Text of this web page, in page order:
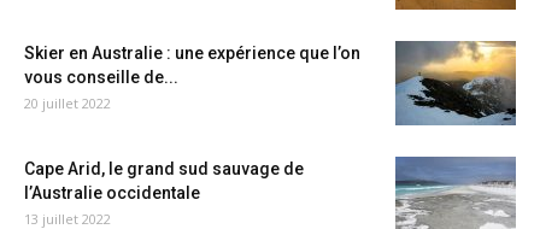
Skier en Australie : une expérience que l’on
vous conseille de...
20 juillet 2022
Cape Arid, le grand sud sauvage de
l’Australie occidentale
13 juillet 2022